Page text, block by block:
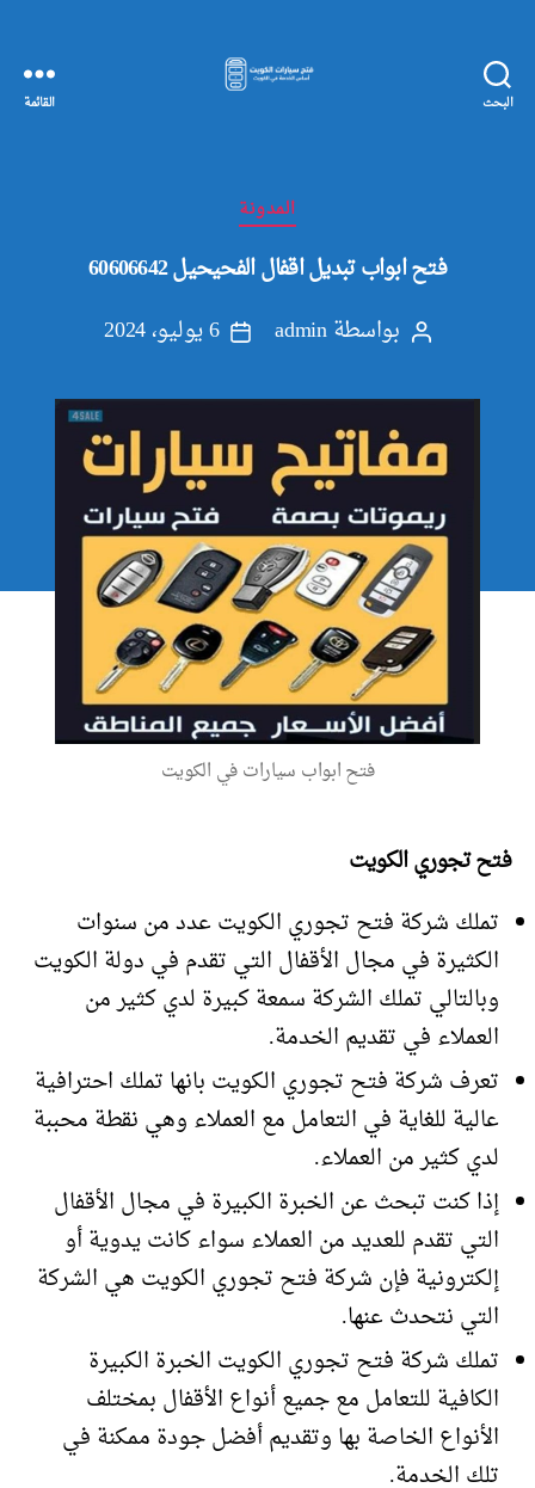
البحث
الكويت
القائمة
التصنيفاتالمدونة
فتح ابواب تبديل اقفال الفحيحيل 60606642
كاتببواسطةadmin
تاريخ
6 يوليو، 2024
فتح ابواب سيارات في الكويت
فتح تجوري الكويت
تملك شركة فتح تجوري الكويت عدد من سنوات
الكثيرة في مجال الأقفال التي تقدم في دولة الكويت
وبالتالي تملك الشركة سمعة كبيرة لدي كثير من
العملاء في تقديم الخدمة.
تعرف شركة فتح تجوري الكويت بانها تملك احترافية
عالية للغاية في التعامل مع العملاء وهي نقطة محببة
لدي كثير من العملاء.
إذا كنت تبحث عن الخبرة الكبيرة في مجال الأقفال
التي تقدم للعديد من العملاء سواء كانت يدوية أو
إلكترونية فإن شركة فتح تجوري الكويت هي الشركة
التي نتحدث عنها.
تملك شركة فتح تجوري الكويت الخبرة الكبيرة
الكافية للتعامل مع جميع أنواع الأقفال بمختلف
الأنواع الخاصة بها وتقديم أفضل جودة ممكنة في
تلك الخدمة.